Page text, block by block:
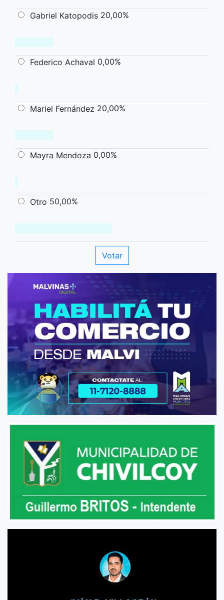
Gabriel Katopodis 20,00%
Federico Achaval 0,00%
Mariel Fernández 20,00%
Mayra Mendoza 0,00%
Otro 50,00%